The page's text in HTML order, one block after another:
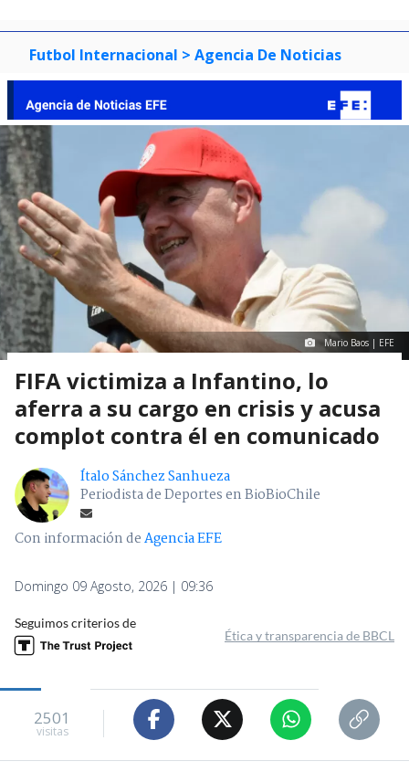
Futbol Internacional > Agencia De Noticias
Mario Baos | EFE
FIFA victimiza a Infantino, lo
aferra a su cargo en crisis y acusa
complot contra él en comunicado
Ítalo Sánchez Sanhueza
Periodista de Deportes en BioBioChile
Con información deAgencia EFE
Domingo 09 Agosto, 2026 | 09:36
Seguimos criterios de
Ética y transparencia de BBCL
2501
visitas